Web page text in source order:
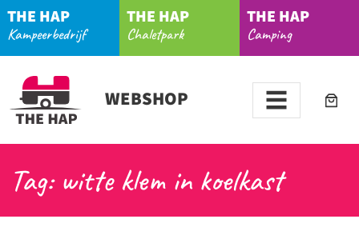
THE HAP
Kampeerbedrijf
THE HAP
Chaletpark
THE HAP
Camping
WEBSHOP
Tag: witte klem in koelkast